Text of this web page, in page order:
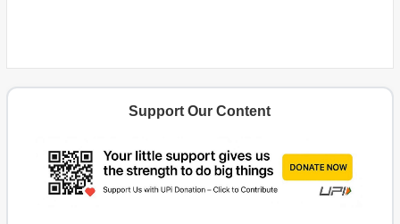
Support Our Content